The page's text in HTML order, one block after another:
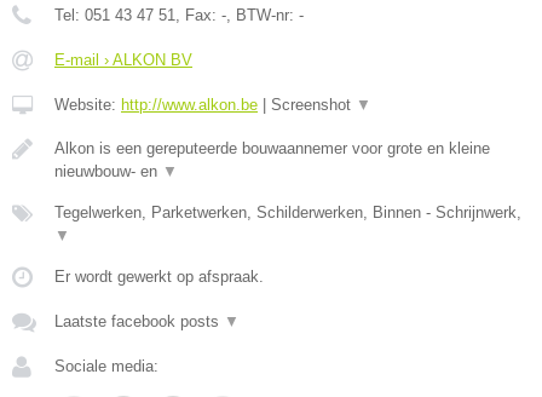
Tel: 051 43 47 51, Fax: -, BTW-nr: -
E-mail › ALKON BV
Website: http://www.alkon.be Screenshot ▼
Alkon is een gereputeerde bouwaannemer voor grote en kleine
nieuwbouw- en ▼
Tegelwerken, Parketwerken, Schilderwerken, Binnen - Schrijnwerk,
▼
Er wordt gewerkt op afspraak.
Laatste facebook posts ▼
Sociale media: